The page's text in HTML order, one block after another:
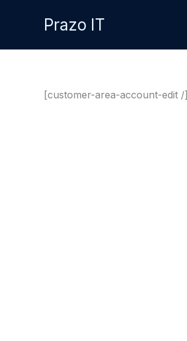
Prazo IT
[customer-area-account-edit /]